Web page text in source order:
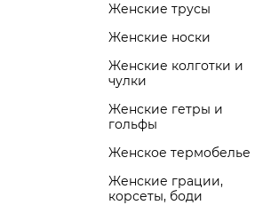
Женские трусы
Женские носки
Женские колготки и
чулки
Женские гетры и
гольфы
Женское термобелье
Женские грации,
корсеты, боди